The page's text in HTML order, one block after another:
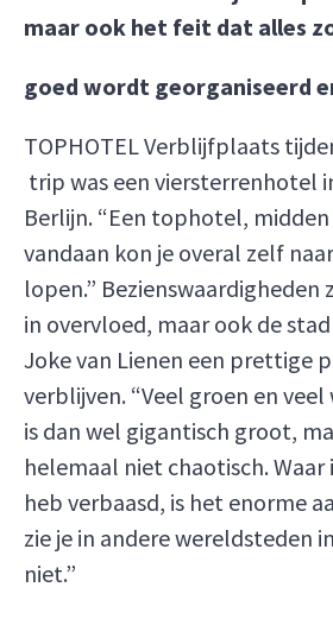
maar ook het feit dat alles
goed wordt georganiseerd
TOPHOTEL Verblijfplaats
trip was een viersterrenhotel
Berlijn. “Een tophotel,
vandaan kon je overal zelf
lopen.” Bezienswaardigheden
in overvloed, maar ook de
Joke van Lienen een prettige
verblijven. “Veel groen en veel
is dan wel gigantisch groot,
helemaal niet chaotisch. Waar
heb verbaasd, is het enorme
zie je in andere wereldsteden
niet.”